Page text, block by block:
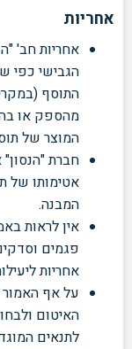
אחריות
אחריות חב'
הגבישי כפי
התוסף
מהספק או
המוצר של
חברת
אטימותו של
המבנה.
אין לראות
פגמים
אחריות
על אף האמור
האיטום
לתנאים